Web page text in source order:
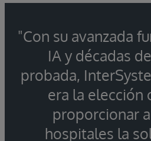
"Con su avanzada
IA y décadas
probada,
era la elección
proporcionar
hospitales la